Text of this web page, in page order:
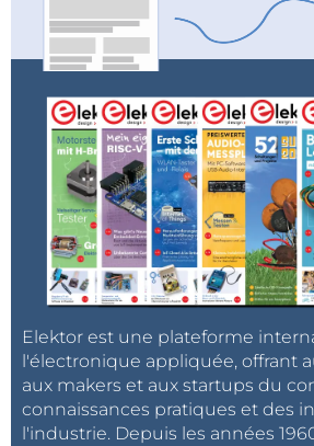
Elektor est une plateforme
l'électronique appliquée, offrant
aux makers et aux startups du
connaissances pratiques et des
l'industrie. Depuis les années